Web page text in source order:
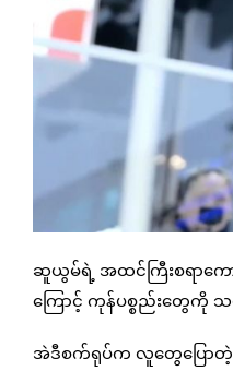
ဆူယွမ်ရဲ့ အထင်ကြီးစရာကေ
ကြောင့် ကုန်ပစ္စည်းတွေကို
အဲဒီစက်ရုပ်က လူတွေပြောတဲ့